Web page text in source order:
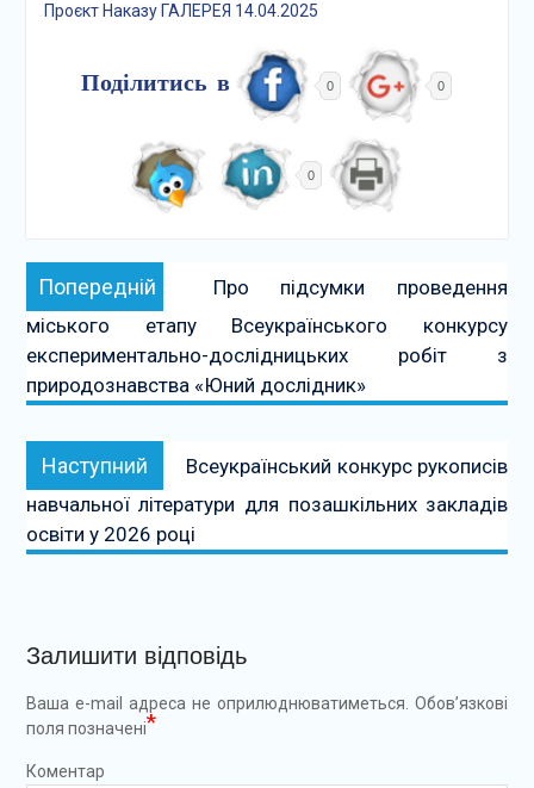
Проєкт Наказу ГАЛЕРЕЯ 14.04.2025
Поділитись в 0 0
0
Навігація
записів
Попередній Попередній:
Про підсумки проведення
міського етапу Всеукраїнського конкурсу
експериментально-дослідницьких робіт з
природознавства «Юний дослідник»
Наступний Наступний:
Всеукраїнський конкурс рукописів
навчальної літератури для позашкільних закладів
освіти у 2026 році
Залишити відповідь
Ваша e-mail адреса не оприлюднюватиметься. Обов’язкові
поля позначені*
Коментар